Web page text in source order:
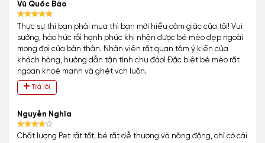
Vũ Quốc Bảo
Thực sự thì bạn phải mua thì bạn mới hiểu cảm giác của tôi! Vui
sướng, háo hức rồi hạnh phúc khi nhận được bé mèo đẹp ngoài
mong đợi của bản thân. Nhân viên rất quan tâm ý kiến của
khách hàng, hướng dẫn tận tình chu đáo! Đặc biệt bé mèo rất
ngoan khoẻ mạnh và ghét vch luôn.
Trả lời
Nguyễn Nghĩa
Chất lượng Pet rất tốt, bé rất dễ thương và năng động, chỉ có cái